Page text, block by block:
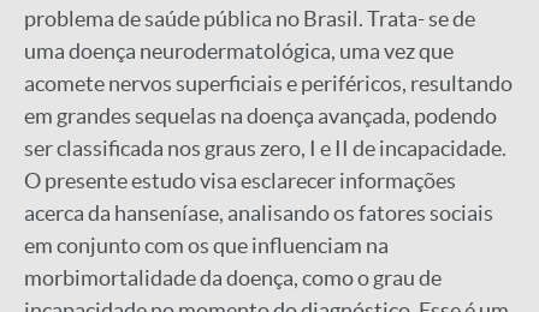
problema de saúde pública no Brasil. Trata- se de
uma doença neurodermatológica, uma vez que
acomete nervos superficiais e periféricos, resultando
em grandes sequelas na doença avançada, podendo
ser classificada nos graus zero, I e II de incapacidade.
O presente estudo visa esclarecer informações
acerca da hanseníase, analisando os fatores sociais
em conjunto com os que influenciam na
morbimortalidade da doença, como o grau de